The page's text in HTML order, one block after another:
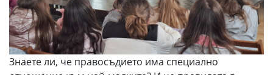
Знаете ли, че правосъдието има специално